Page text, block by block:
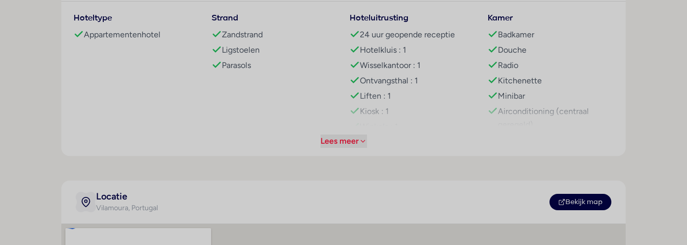
Je verblijft in een accommodatie met onafhankelijk duurzaamheidslabel
Je steunt de lokale economie en gemeenschap via de TUI Care Foundation
Je investeert in projecten met als doel het versnellen van het behalen van onze duurzaamheidsdoelen zoals benoemd in onze
duurzaamheidsagenda, denk hierbij aan hernieuwbare energie en nieuwe generatie mobiliteit
ca. 28 m² (kan verschillen per kamer)
airco
telefoon
Hoteltype
Appartementenhotel
Strand
Zandstrand
Ligstoelen
Parasols
Hoteluitrusting
24 uur geopende receptie
Hotelkluis : 1
Wisselkantoor : 1
Ontvangsthal : 1
Liften : 1
Kiosk : 1
Kapper : 1
Kamer
Badkamer
Douche
Radio
Kitchenette
Minibar
Airconditioning (centraal
Tweepersoonsbed
Lees meer
Locatie
Vilamoura, Portugal
Bekijk map